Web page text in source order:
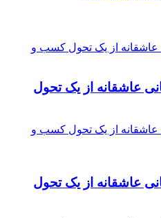
عاشقانه از یک تحول
عاشقانه از یک تحول